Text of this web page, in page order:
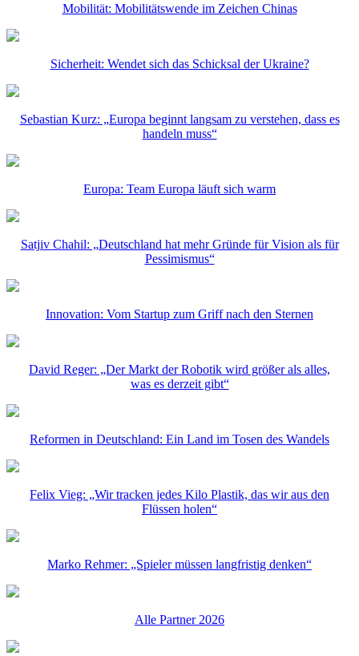
Mobilität: Mobilitätswende im Zeichen Chinas
Sicherheit: Wendet sich das Schicksal der Ukraine?
Sebastian Kurz: „Europa beginnt langsam zu verstehen, dass es
handeln muss“
Europa: Team Europa läuft sich warm
Satjiv Chahil: „Deutschland hat mehr Gründe für Vision als für
Pessimismus“
Innovation: Vom Startup zum Griff nach den Sternen
David Reger: „Der Markt der Robotik wird größer als alles,
was es derzeit gibt“
Reformen in Deutschland: Ein Land im Tosen des Wandels
Felix Vieg: „Wir tracken jedes Kilo Plastik, das wir aus den
Flüssen holen“
Marko Rehmer: „Spieler müssen langfristig denken“
Alle Partner 2026